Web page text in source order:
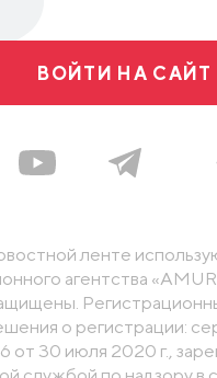
ВОЙТИ НА САЙТ
ленте
агентства
о регистрации:
30 июля 2020 г.,